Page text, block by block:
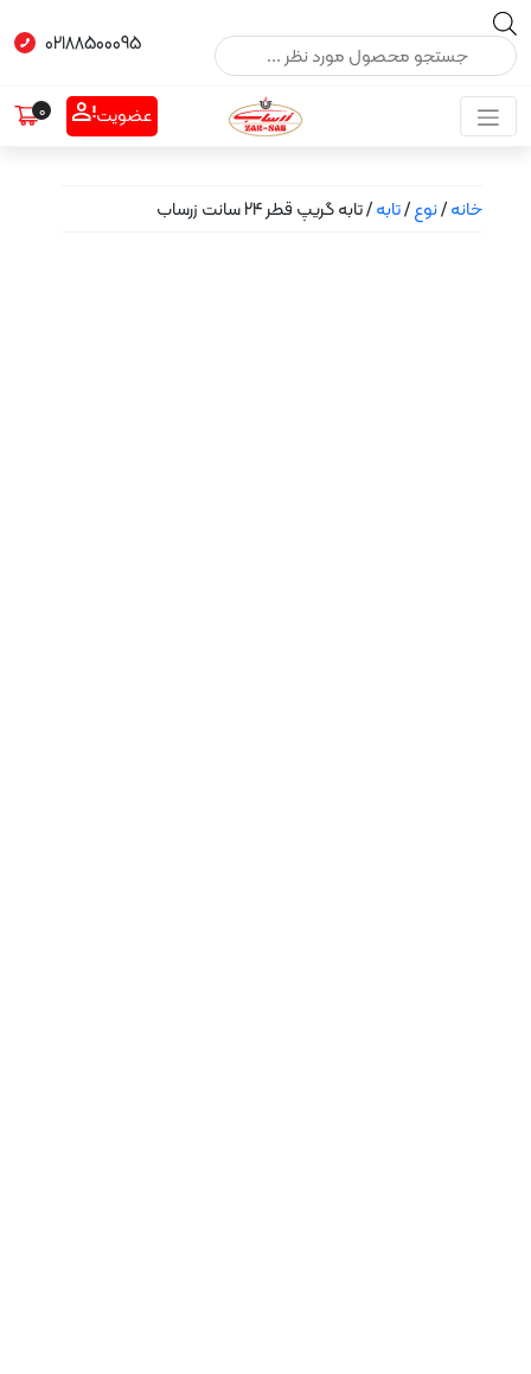
Products
02188500095
عضویت 0
تابه/ تابه گریپ قطر 24 سانت زرساب